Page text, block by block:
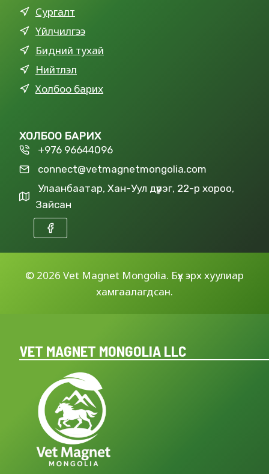
Сургалт
Үйлчилгээ
Бидний тухай
Нийтлэл
Холбоо барих
ХОЛБОО БАРИХ
+976 96644096
connect@vetmagnetmongolia.com
Улаанбаатар, Хан-Уул дүүрэг, 22-р хороо,
Зайсан
© 2026 Vet Magnet Mongolia. Бүх эрх хуулиар
хамгаалагдсан.
VET MAGNET MONGOLIA LLC